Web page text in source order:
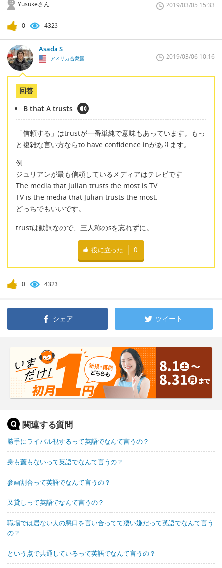
Yusukeさん 2019/03/05 15:33
0 4323
Asada S
アメリカ合衆国 2019/03/06 10:16
回答
B that A trusts
「信頼する」はtrustが一番単純で意味もあっています。もっ
と複雑な言い方ならto have confidence inがあります。
例
ジュリアンが最も信頼しているメディアはテレビです
The media that Julian trusts the most is TV.
TV is the media that Julian trusts the most.
どっちでもいいです。
trustは動詞なので、三人称のsを忘れずに。
役に立った 0
0 4323
シェア ツイート
関連する質問
勝手にライバル視するって英語でなんて言うの？
身も蓋もないって英語でなんて言うの？
参画割合って英語でなんて言うの？
又貸しって英語でなんて言うの？
職場では居ない人の悪口を言い合ってて凄い嫌だって英語でなんて言う
の？
という点で共通しているって英語でなんて言うの？